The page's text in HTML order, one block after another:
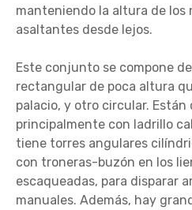
manteniendo la altura de los
asaltantes desde lejos.
Este conjunto se compone
rectangular de poca altura
palacio, y otro circular.
principalmente con ladrillo
tiene torres angulares
con troneras-buzón en los
escaqueadas, para disparar
manuales. Además, hay